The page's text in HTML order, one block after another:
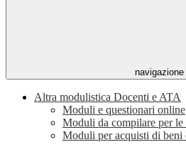
navigazione
Altra modulistica Docenti e ATA
Moduli e questionari online
Moduli da compilare per le
Moduli per acquisti di beni